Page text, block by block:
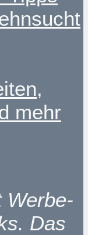
mehr
Werbe-
Das